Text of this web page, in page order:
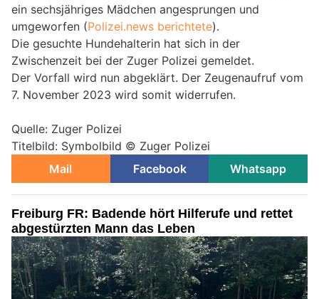
ein sechsjähriges Mädchen angesprungen und
umgeworfen (Polizei.news berichtete).
Die gesuchte Hundehalterin hat sich in der
Zwischenzeit bei der Zuger Polizei gemeldet.
Der Vorfall wird nun abgeklärt. Der Zeugenaufruf vom
7. November 2023 wird somit widerrufen.
Quelle: Zuger Polizei
Titelbild: Symbolbild © Zuger Polizei
Mail
Facebook Whatsapp
Freiburg FR: Badende hört Hilferufe und rettet
abgestürzten Mann das Leben